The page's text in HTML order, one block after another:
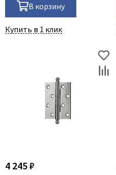
В корзину
Купить в 1 клик
4 245 ₽